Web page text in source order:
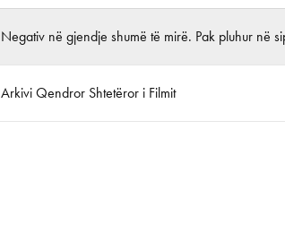
Negativ në gjendje shumë të mirë. Pak pluhur në
Arkivi Qendror Shtetëror i Filmit